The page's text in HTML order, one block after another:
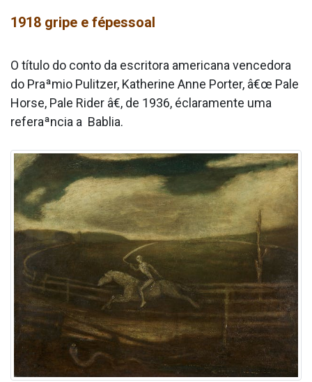
1918 gripe e fépessoal
O tí­tulo do conto da escritora americana vencedora
do Praªmio Pulitzer, Katherine Anne Porter, â€œ Pale
Horse, Pale Rider â€, de 1936, éclaramente uma
referaªncia a Ba­blia.